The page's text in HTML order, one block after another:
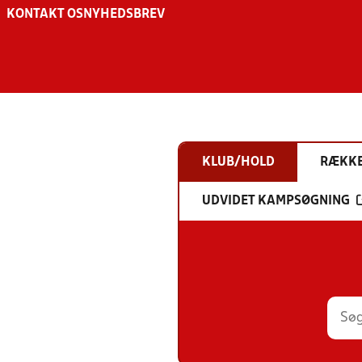
KONTAKT OS NYHEDSBREV
KLUB/HOLD
UDVIDET KAMPSØGNING